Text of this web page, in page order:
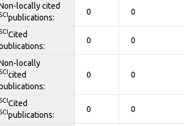
locally cited
publications:
0 0
Cited
0 0
locally
cited
0 0
Cited
publications:
0 0